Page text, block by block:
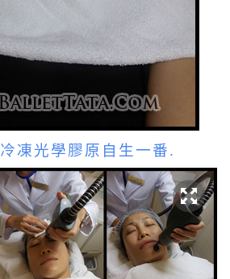
冷凍光學膠原自生一番.